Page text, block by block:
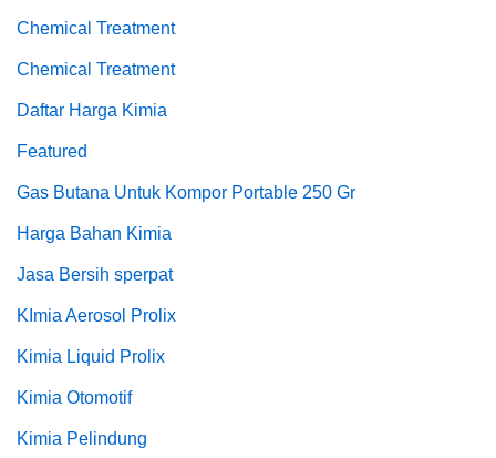
Chemical Treatment
Chemical Treatment
Daftar Harga Kimia
Featured
Gas Butana Untuk Kompor Portable 250 Gr
Harga Bahan Kimia
Jasa Bersih sperpat
KImia Aerosol Prolix
Kimia Liquid Prolix
Kimia Otomotif
Kimia Pelindung